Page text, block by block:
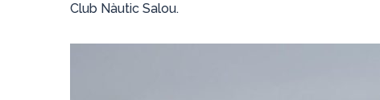
Club Nàutic Salou.